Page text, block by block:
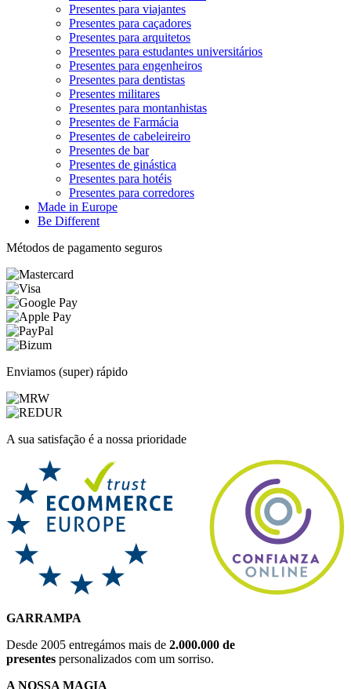
Presentes para viajantes
Presentes para caçadores
Presentes para arquitetos
Presentes para estudantes universitários
Presentes para engenheiros
Presentes para dentistas
Presentes militares
Presentes para montanhistas
Presentes de Farmácia
Presentes de cabeleireiro
Presentes de bar
Presentes de ginástica
Presentes para hotéis
Presentes para corredores
Made in Europe
Be Different
Métodos de pagamento seguros
Enviamos (super) rápido
A sua satisfação é a nossa prioridade
GARRAMPA
Desde 2005 entregámos mais de 2.000.000 de
presentes personalizados com um sorriso.
A NOSSA MAGIA